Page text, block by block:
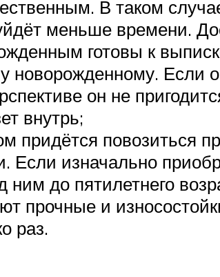
В таком
меньше времени.
готовы к
новорожденному. Если
он не
внутрь;
придётся повозиться
Если изначально
ним до пятилетнего
прочные и
раз.